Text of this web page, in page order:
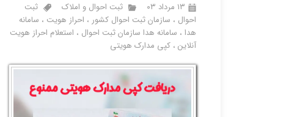
۱۳ مرداد ۰۳ ثبت احوال و املاک
ثبت
احوال ، سازمان ثبت احوال کشور ، احراز هویت ، سامانه
هدا ، سامانه هدا سازمان ثبت احوال ، استعلام احراز هویت
آنلاین ، کپی مدارک هویتی